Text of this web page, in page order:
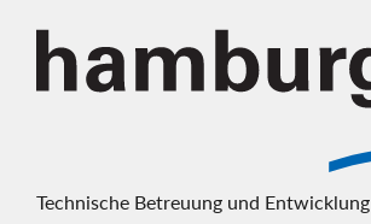
Technische Betreuung und Entwicklung